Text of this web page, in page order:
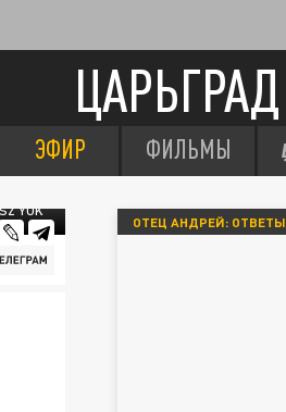
ЦАРЬГРАД
ЭФИР ФИЛЬМЫ
YUK
ОТЕЦ АНДРЕЙ: ОТВЕТЫ